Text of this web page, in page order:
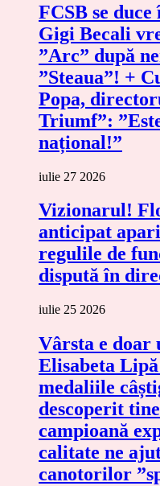
FCSB se
Gigi Becali
”Arc” după
”Steaua”! +
Popa,
Triumf”:
național!”
iulie 27 2026
Vizionarul!
anticipat
regulile de
dispută în
iulie 25 2026
Vârsta e doar
Elisabeta
medaliile
descoperit
campioană
calitate ne
canotorilor